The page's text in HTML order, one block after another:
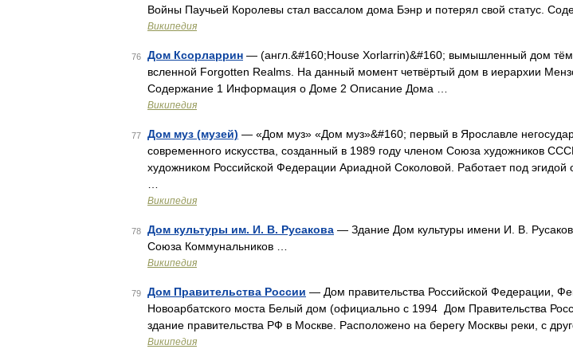
Войны Паучьей Королевы стал вассалом дома Бэнр и потерял свой статус.
Википедия
76 Дом Ксорларрин — (англ.&#160;House Xorlarrin)&#160; вымышленный дом
всленной Forgotten Realms. На данный момент четвёртый дом в иерархии
Содержание 1 Информация о Доме 2 Описание Дома …
Википедия
77 Дом муз (музей) — «Дом муз» «Дом муз»&#160; первый в Ярославле
современного искусства, созданный в 1989 году членом Союза художников
художником Российской Федерации Ариадной Соколовой. Работает под
Википедия
78 Дом культуры им. И. В. Русакова — Здание Дом культуры имени И. В.
Союза Коммунальников …
Википедия
79 Дом Правительства России — Дом правительства Российской Федерации,
Новоарбатского моста Белый дом (официально с 1994 Дом Правительства
здание правительства РФ в Москве. Расположено на берегу Москвы реки, с
Википедия